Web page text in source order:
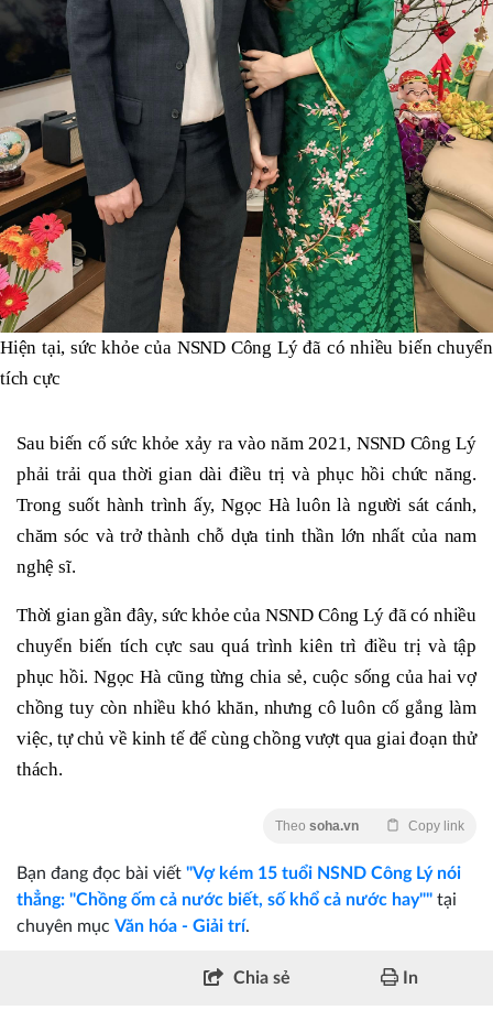
Hiện tại, sức khỏe của NSND Công Lý đã có nhiều biến chuyển
tích cực
Sau biến cố sức khỏe xảy ra vào năm 2021, NSND Công Lý
phải trải qua thời gian dài điều trị và phục hồi chức năng.
Trong suốt hành trình ấy, Ngọc Hà luôn là người sát cánh,
chăm sóc và trở thành chỗ dựa tinh thần lớn nhất của nam
nghệ sĩ.
Thời gian gần đây, sức khỏe của NSND Công Lý đã có nhiều
chuyển biến tích cực sau quá trình kiên trì điều trị và tập
phục hồi. Ngọc Hà cũng từng chia sẻ, cuộc sống của hai vợ
chồng tuy còn nhiều khó khăn, nhưng cô luôn cố gắng làm
việc, tự chủ về kinh tế để cùng chồng vượt qua giai đoạn thử
thách.
Theo soha.vn Copy link
Bạn đang đọc bài viết "Vợ kém 15 tuổi NSND Công Lý nói
thẳng: "Chồng ốm cả nước biết, số khổ cả nước hay"" tại
chuyên mục Văn hóa - Giải trí.
Chia sẻ In